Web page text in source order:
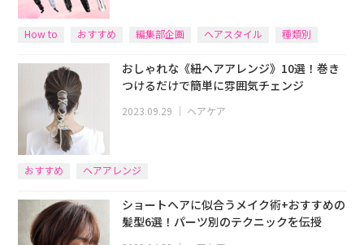
How to おすすめ 編集部企画 ヘアスタイル 種類別
おしゃれな《紐ヘアアレンジ》10選！巻き
つけるだけで簡単に雰囲気チェンジ
2023.09.29 ｜ ヘアケア
おすすめ ヘアアレンジ
ショートヘアに似合うメイク術+おすすめの
髪型6選！パーツ別のテクニックを伝授